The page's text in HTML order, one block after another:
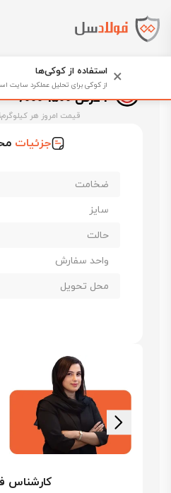
فولادسل
4 عرض 1500*6000
قیمت امروز هر کیلوگرم
جزئیات
ضخامت
سایز
حالت
واحد سفارش
محل تحویل
کارشناس
× استفاده از کوکی‌ها
از کوکی برای تحلیل عملکرد سایت